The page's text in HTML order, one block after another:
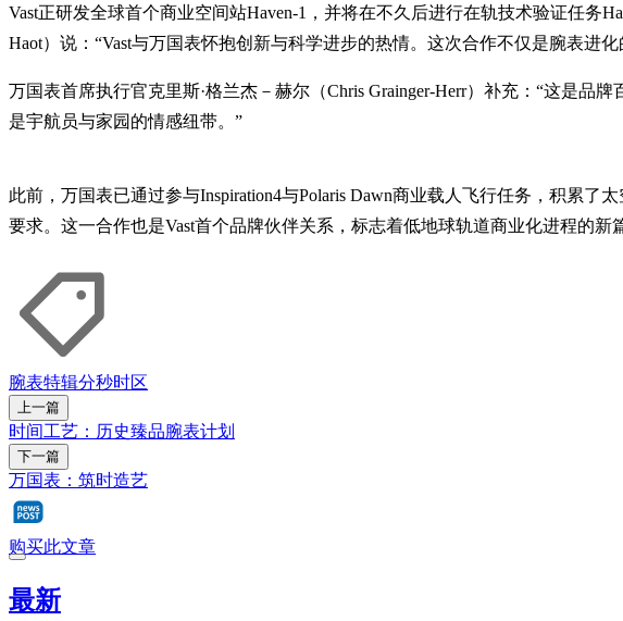
Vast正研发全球首个商业空间站Haven-1，并将在不久后进行在轨技术验证任务
Haot）说：“Vast与万国表怀抱创新与科学进步的热情。这次合作不仅是腕表进
万国表首席执行官克里斯·格兰杰－赫尔（Chris Grainger-Herr）补充：“这是
是宇航员与家园的情感纽带。”
此前，万国表已通过参与Inspiration4与Polaris Dawn商业载人飞行任务，积累
要求。这一合作也是Vast首个品牌伙伴关系，标志着低地球轨道商业化进程的新
腕表特辑分秒时区
上一篇
时间工艺：历史臻品腕表计划
下一篇
万国表：筑时造艺
购买此文章
最新